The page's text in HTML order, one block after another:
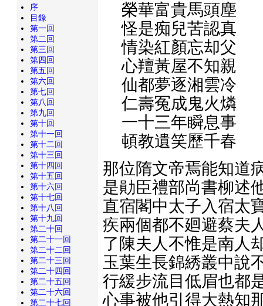
榮華富貴馬頭塵
怪是痴兒苦認真
情染紅顏忘却父
心羶黃屋不知親
仙都夢逐湘雲冷
仁壽冤成鬼火燐
一十三年瞬息事
頓教遺笑歷千春
那位隋文帝焉能知道
是勛臣禮部尚書柳述
直宿閣中太子入宿太
疾兩個都不廻避蔡夫
了陳夫人不惟是南人
玉葉生長錦綉叢中說
行緩步流目低眉也都
心事被他引得大熱知
序
目錄
第一回
第二回
第三回
第四回
第五回
第六回
第七回
第八回
第九回
第十回
第十一回
第十二回
第十三回
第十四回
第十五回
第十六回
第十七回
第十八回
第十九回
第二十回
第二十一回
第二十二回
第二十三回
第二十四回
第二十五回
第二十六回
第二十七回